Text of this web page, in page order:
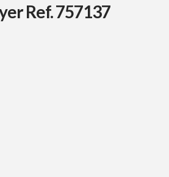
Ref. 757137